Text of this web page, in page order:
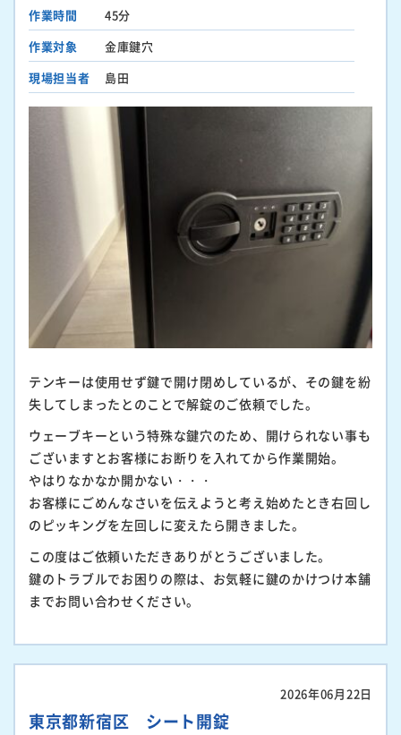
作業時間
45分
作業対象
金庫鍵穴
現場担当者
島田
テンキーは使用せず鍵で開け閉めしているが、その鍵を紛
失してしまったとのことで解錠のご依頼でした。
ウェーブキーという特殊な鍵穴のため、開けられない事も
ございますとお客様にお断りを入れてから作業開始。
やはりなかなか開かない・・・
お客様にごめんなさいを伝えようと考え始めたとき右回し
のピッキングを左回しに変えたら開きました。
この度はご依頼いただきありがとうございました。
鍵のトラブルでお困りの際は、お気軽に鍵のかけつけ本舗
までお問い合わせください。
2026年06月22日
東京都新宿区 シート開錠